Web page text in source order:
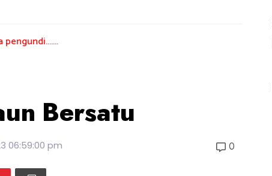
Bersatu
06:59:00 pm 0